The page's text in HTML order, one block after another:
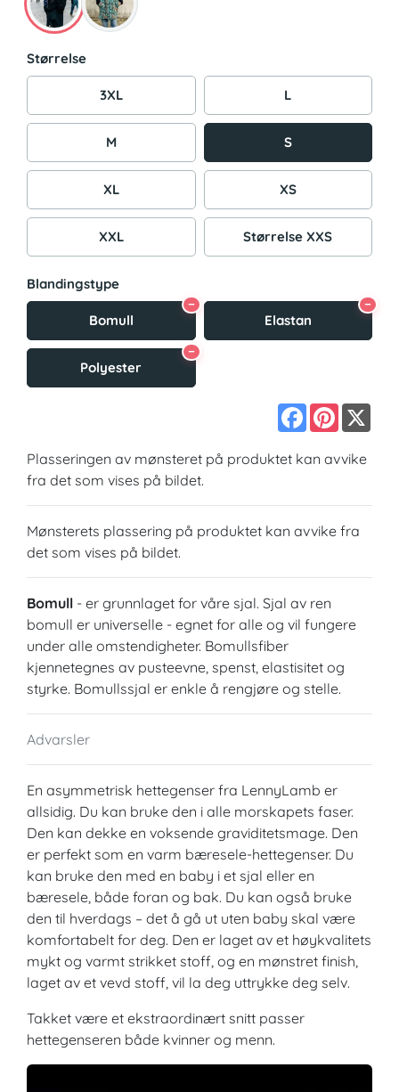
Størrelse
3XL L
M S
XL XS
XXL Størrelse XXS
Blandingstype
Bomull
−
Elastan
−
Polyester
−
Facebook
Pinterest
Plasseringen av mønsteret på produktet kan avvike
fra det som vises på bildet.
Mønsterets plassering på produktet kan avvike fra
det som vises på bildet.
Bomull - er grunnlaget for våre sjal. Sjal av ren
bomull er universelle - egnet for alle og vil fungere
under alle omstendigheter. Bomullsfiber
kjennetegnes av pusteevne, spenst, elastisitet og
styrke. Bomullssjal er enkle å rengjøre og stelle.
Advarsler
En asymmetrisk hettegenser fra LennyLamb er
allsidig. Du kan bruke den i alle morskapets faser.
Den kan dekke en voksende graviditetsmage. Den
er perfekt som en varm bæresele-hettegenser. Du
kan bruke den med en baby i et sjal eller en
bæresele, både foran og bak. Du kan også bruke
den til hverdags – det å gå ut uten baby skal være
komfortabelt for deg. Den er laget av et høykvalitets
mykt og varmt strikket stoff, og en mønstret finish,
laget av et vevd stoff, vil la deg uttrykke deg selv.
Takket være et ekstraordinært snitt passer
hettegenseren både kvinner og menn.